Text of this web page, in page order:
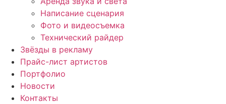
Написание сценария
Фото и видеосъемка
Технический райдер
Звёзды в рекламу
Прайс-лист артистов
Портфолио
Новости
Контакты